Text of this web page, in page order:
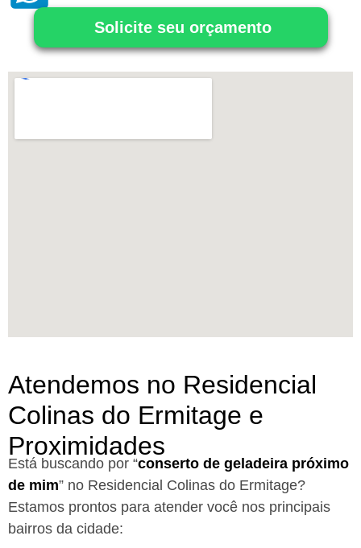
Solicite seu orçamento
Atendemos no Residencial
Colinas do Ermitage e
Proximidades
Está buscando por “conserto de geladeira próximo
de mim” no Residencial Colinas do Ermitage?
Estamos prontos para atender você nos principais
bairros da cidade: